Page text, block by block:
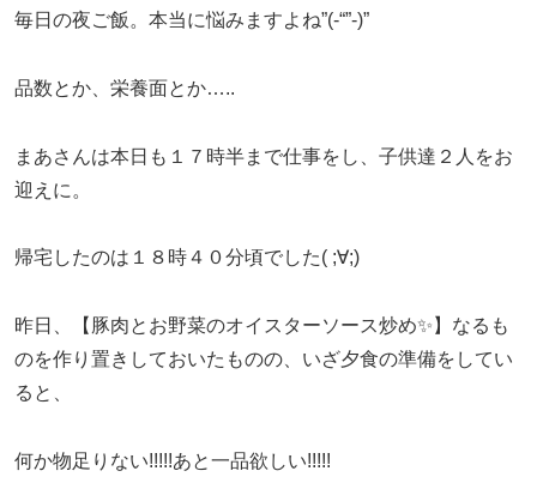
毎日の夜ご飯。本当に悩みますよね”(-“”-)”
品数とか、栄養面とか…..
まあさんは本日も１７時半まで仕事をし、子供達２人をお
迎えに。
帰宅したのは１８時４０分頃でした( ;∀;)
昨日、【豚肉とお野菜のオイスターソース炒め✨】なるも
のを作り置きしておいたものの、いざ夕食の準備をしてい
ると、
何か物足りない!!!!!あと一品欲しい!!!!!